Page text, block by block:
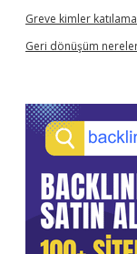
Greve kimler
Geri dönüşüm